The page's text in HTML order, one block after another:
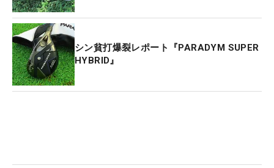
シン貧打爆裂レポート『PARADYM SUPER
HYBRID』